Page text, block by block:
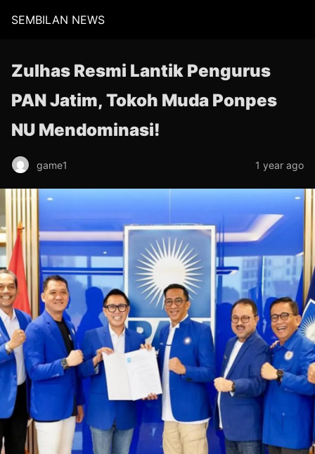
SEMBILAN NEWS
Zulhas Resmi Lantik Pengurus
PAN Jatim, Tokoh Muda Ponpes
NU Mendominasi!
game1 1 year ago